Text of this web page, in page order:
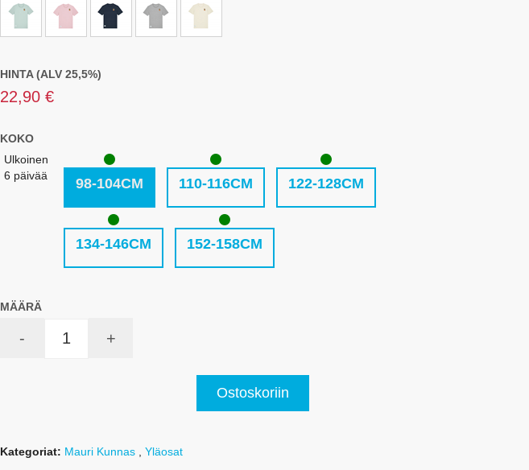
HINTA (ALV 25,5%)
22,90 €
KOKO
Ulkoinen
6 päivää
98-104CM 110-116CM 122-128CM
134-146CM 152-158CM
MÄÄRÄ
- +
Ostoskoriin
Kategoriat: Mauri Kunnas Yläosat